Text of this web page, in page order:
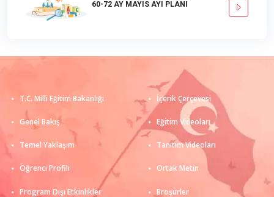
60-72 AY MAYIS AYI PLANI
T.C. Milli Eğitim Bakanlığı
Genel Bakış
Temel Yaklaşım
Öğrenci Profili
Program Dışı Etkinlikler
İçerik Çerçevesi
Eğitim Videoları
Tanıtım Videoları
Ortak Metin
Broşürler